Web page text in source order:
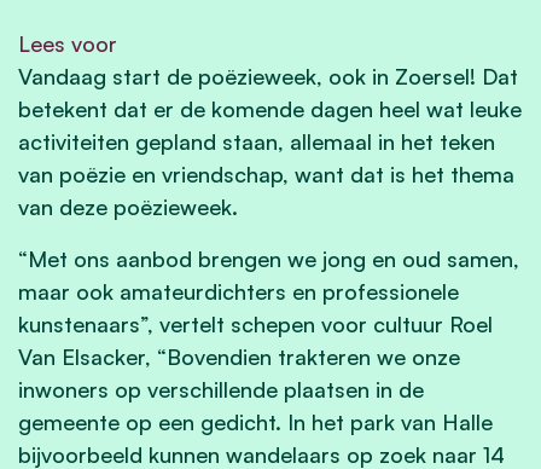
Lees voor
Vandaag start de poëzieweek, ook in Zoersel! Dat
betekent dat er de komende dagen heel wat leuke
activiteiten gepland staan, allemaal in het teken
van poëzie en vriendschap, want dat is het thema
van deze poëzieweek.
“Met ons aanbod brengen we jong en oud samen,
maar ook amateurdichters en professionele
kunstenaars”, vertelt schepen voor cultuur Roel
Van Elsacker, “Bovendien trakteren we onze
inwoners op verschillende plaatsen in de
gemeente op een gedicht. In het park van Halle
bijvoorbeeld kunnen wandelaars op zoek naar 14